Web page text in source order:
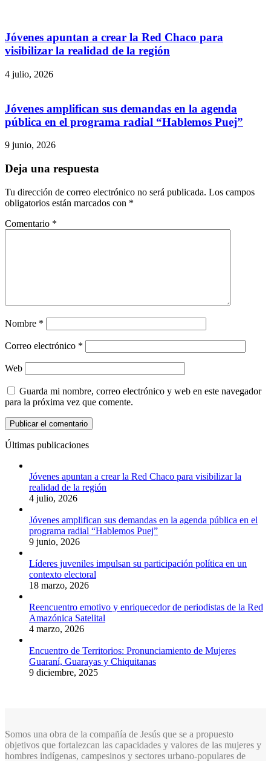
Jóvenes apuntan a crear la Red Chaco para
visibilizar la realidad de la región
4 julio, 2026
Jóvenes amplifican sus demandas en la agenda
pública en el programa radial “Hablemos Puej”
9 junio, 2026
Deja una respuesta
Tu dirección de correo electrónico no será publicada. Los campos
obligatorios están marcados con *
Comentario *
Nombre *
Correo electrónico *
Web
Guarda mi nombre, correo electrónico y web en este navegador
para la próxima vez que comente.
Últimas publicaciones
Jóvenes apuntan a crear la Red Chaco para visibilizar la
realidad de la región
4 julio, 2026
Jóvenes amplifican sus demandas en la agenda pública en el
programa radial “Hablemos Puej”
9 junio, 2026
Líderes juveniles impulsan su participación política en un
contexto electoral
18 marzo, 2026
Reencuentro emotivo y enriquecedor de periodistas de la Red
Amazónica Satelital
4 marzo, 2026
Encuentro de Territorios: Pronunciamiento de Mujeres
Guaraní, Guarayas y Chiquitanas
9 diciembre, 2025
Somos una obra de la compañía de Jesús que se a propuesto
objetivos que fortalezcan las capacidades y valores de las mujeres y
hombres indígenas, campesinos y sectores urbano-populares de